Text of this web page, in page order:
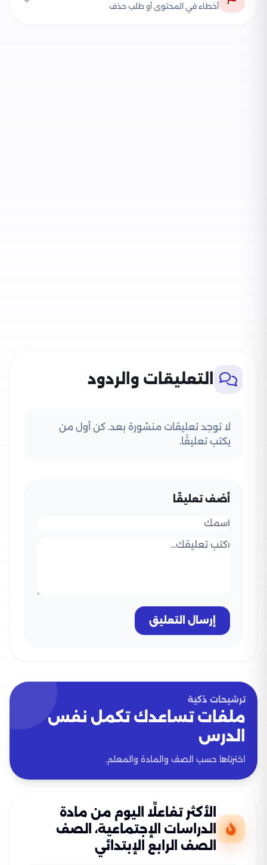
أخطاء في المحتوى أو طلب حذف
التعليقات والردود
لا توجد تعليقات منشورة بعد. كن أول من
يكتب تعليقًا.
أضف تعليقًا
إرسال التعليق
ترشيحات ذكية
ملفات تساعدك تكمل نفس
الدرس
اخترناها حسب الصف والمادة والمعلم.
الأكثر تفاعلًا اليوم من مادة
الدراسات الإجتماعية، الصف
الصف الرابع الإبتدائي